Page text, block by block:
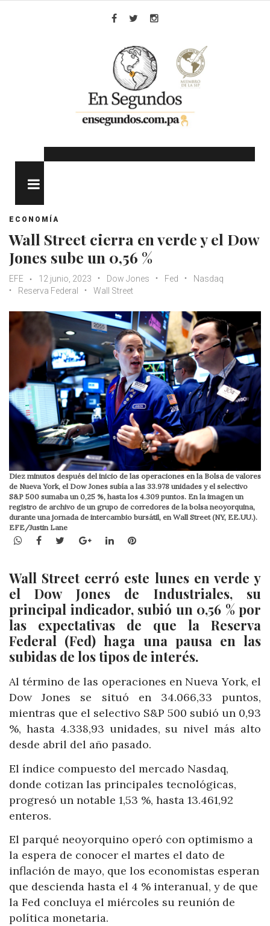
ECONOMÍA
Wall Street cierra en verde y el Dow
Jones sube un 0,56 %
EFE 12 junio, 2023 Dow Jones Fed
Nasdaq
Reserva Federal
Wall Street
Diez minutos después del inicio de las operaciones en la Bolsa de valores
de Nueva York, el Dow Jones subía a las 33.978 unidades y el selectivo
S&P 500 sumaba un 0,25 %, hasta los 4.309 puntos. En la imagen un
registro de archivo de un grupo de corredores de la bolsa neoyorquina,
durante una jornada de intercambio bursátil, en Wall Street (NY, EE.UU.).
EFE/Justin Lane
WhatsApp
Facebook
TwitterGoogle+LinkedInPinterest
Wall Street cerró este lunes en verde y
el Dow Jones de Industriales, su
principal indicador, subió un 0,56 % por
las expectativas de que la Reserva
Federal (Fed) haga una pausa en las
subidas de los tipos de interés.
Al término de las operaciones en Nueva York, el
Dow Jones se situó en 34.066,33 puntos,
mientras que el selectivo S&P 500 subió un 0,93
%, hasta 4.338,93 unidades, su nivel más alto
desde abril del año pasado.
El índice compuesto del mercado Nasdaq,
donde cotizan las principales tecnológicas,
progresó un notable 1,53 %, hasta 13.461,92
enteros.
El parqué neoyorquino operó con optimismo a
la espera de conocer el martes el dato de
inflación de mayo, que los economistas esperan
que descienda hasta el 4 % interanual, y de que
la Fed concluya el miércoles su reunión de
política monetaria.